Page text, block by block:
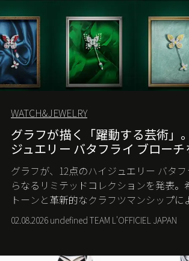
WATCH&JEWELRY
グラフが描く「躍動する芸術」
ジュエリー バタフライ ブローチ
グラフが、12点のハイジュエリー バタ
らなるリミテッドコレクションを発表。
トーンと革新的なクラフツマンシップに
ドを象徴するバタフライに新たな生命を
02.08.2026 undefined TEAM L'OFFICIEL JAPAN